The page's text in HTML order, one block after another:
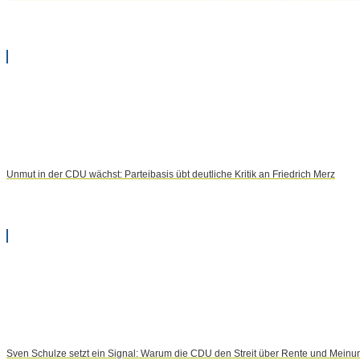
Unmut in der CDU wächst: Parteibasis übt deutliche Kritik an Friedrich Merz
Sven Schulze setzt ein Signal: Warum die CDU den Streit über Rente und